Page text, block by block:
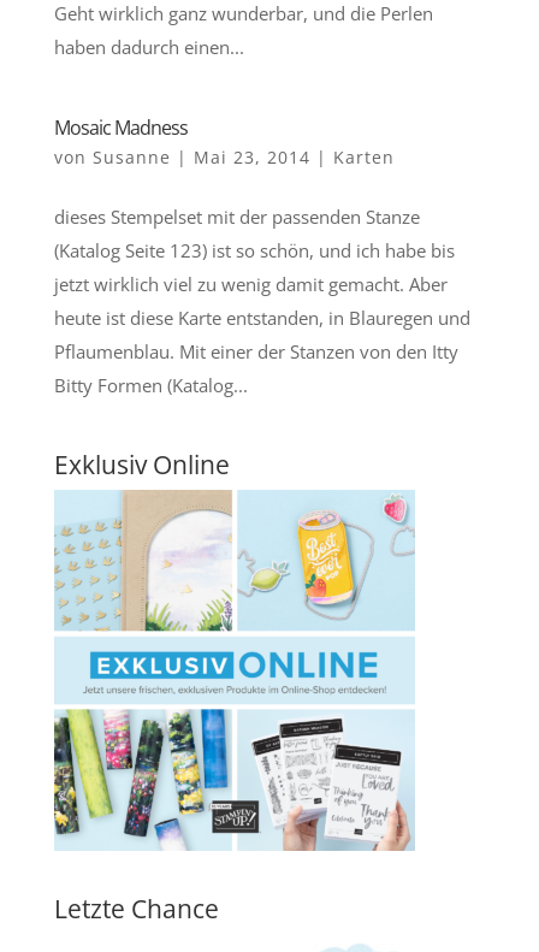
Geht wirklich ganz wunderbar, und die Perlen
haben dadurch einen...
Mosaic Madness
von Susanne | Mai 23, 2014 | Karten
dieses Stempelset mit der passenden Stanze
(Katalog Seite 123) ist so schön, und ich habe bis
jetzt wirklich viel zu wenig damit gemacht. Aber
heute ist diese Karte entstanden, in Blauregen und
Pflaumenblau. Mit einer der Stanzen von den Itty
Bitty Formen (Katalog...
Exklusiv Online
Letzte Chance